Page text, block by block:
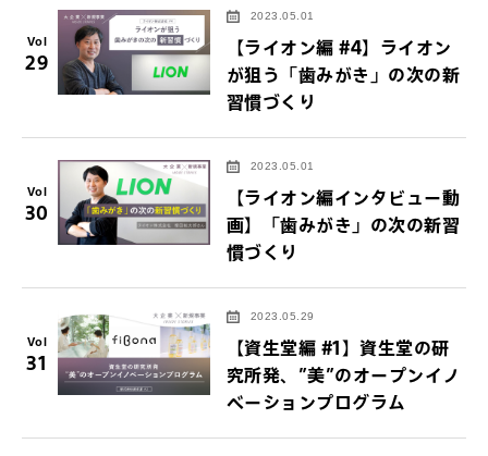
Vol
29
2023.05.01
【ライオン編 #4】ライオン
が狙う「歯みがき」の次の新
習慣づくり
Vol
30
2023.05.01
【ライオン編インタビュー動
画】「歯みがき」の次の新習
慣づくり
Vol
31
2023.05.29
【資生堂編 #1】資生堂の研
究所発、”美”のオープンイノ
ベーションプログラム